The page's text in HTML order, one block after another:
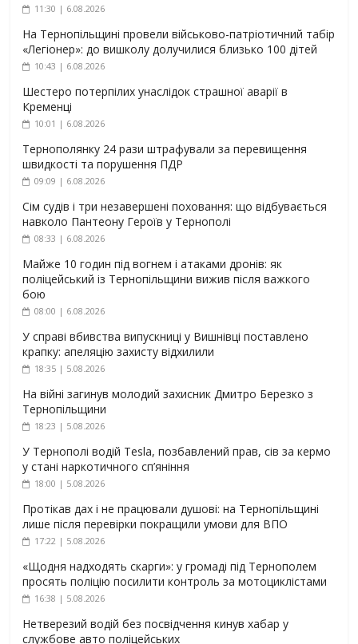
11:30 | 6.08.2026
На Тернопільщині провели військово-патріотичний табір
«Легіонер»: до вишколу долучилися близько 100 дітей
10:43 | 6.08.2026
Шестеро потерпілих унаслідок страшної аварії в
Кременці
10:01 | 6.08.2026
Тернополянку 24 рази штрафували за перевищення
швидкості та порушення ПДР
09:09 | 6.08.2026
Сім судів і три незавершені поховання: що відбувається
навколо Пантеону Героїв у Тернополі
08:33 | 6.08.2026
Майже 10 годин під вогнем і атаками дронів: як
поліцейський із Тернопільщини вижив після важкого
бою
08:00 | 6.08.2026
У справі вбивства випускниці у Вишнівці поставлено
крапку: апеляцію захисту відхилили
18:35 | 5.08.2026
На війні загинув молодий захисник Дмитро Березко з
Тернопільщини
18:23 | 5.08.2026
У Тернополі водій Tesla, позбавлений прав, сів за кермо
у стані наркотичного сп’яніння
18:00 | 5.08.2026
Протікав дах і не працювали душові: на Тернопільщині
лише після перевірки покращили умови для ВПО
17:22 | 5.08.2026
«Щодня надходять скарги»: у громаді під Тернополем
просять поліцію посилити контроль за мотоциклістами
16:38 | 5.08.2026
Нетверезий водій без посвідчення кинув хабар у
службове авто поліцейських